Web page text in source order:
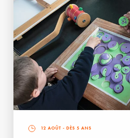
12 AOÛT - DÈS 5 ANS